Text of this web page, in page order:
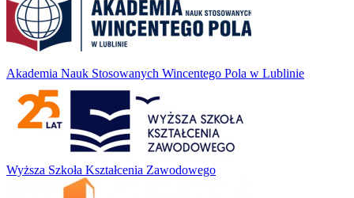
Akademia Nauk Stosowanych Wincentego Pola w Lublinie
Wyższa Szkoła Kształcenia Zawodowego